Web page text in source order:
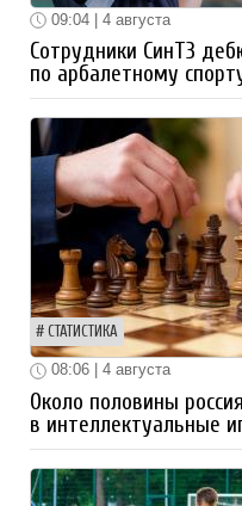
09:04 | 4 августа
Сотрудники СинТЗ
по арбалетному
СТАТИСТИКА
08:06 | 4 августа
Около половины
в интеллектуальные